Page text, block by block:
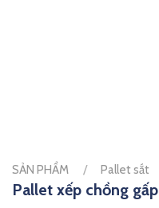
SẢN PHẨM / Pallet sắt
Pallet xếp chồng gấp